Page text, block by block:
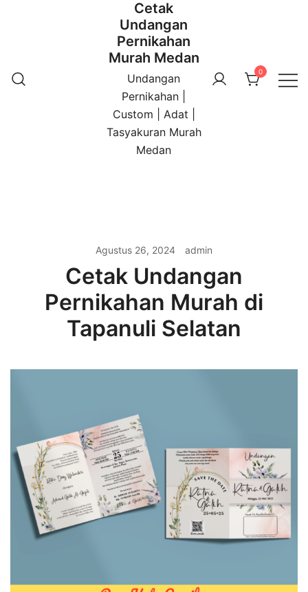
Cetak
Undangan
Pernikahan
Murah Medan
Undangan
Pernikahan |
Custom | Adat |
Tasyakuran Murah
Medan
0
Agustus 26, 2024 admin
Cetak Undangan
Pernikahan Murah di
Tapanuli Selatan